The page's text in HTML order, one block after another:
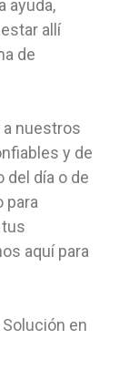
ayuda,
allí
de
nuestros
y de
del día o de
para
aquí para
en